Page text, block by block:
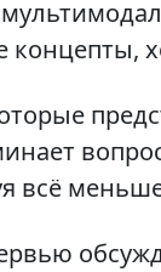
концепты,
всё